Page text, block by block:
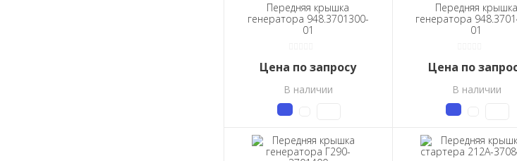
Передняя крышка
генератора 948.3701300-
01
Цена по запросу
В наличии
Передняя крышка
генератора
01
Цена по
В наличии